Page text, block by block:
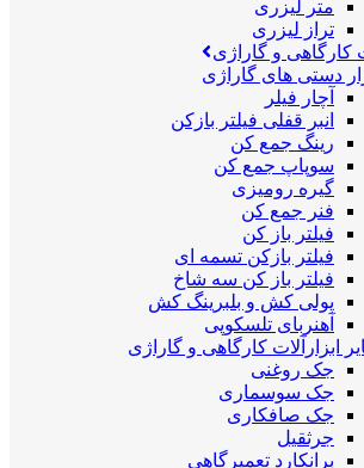
متر لیزری
تراز لیزری
کارگاهی و گاراژی
دستی های گاراژی
آچار فیلر
انبر قفلی فیلتر بازکن
رینگ جمع کن
سوپاپ جمع کن
گیره رومیزی
فنر جمع کن
فیلتر باز کن
فیلتر بازکن تسمه ای
فیلتر باز کن سه شاخ
پولی کش و بلبرینگ کش
آهنربای تلسکوپی
ابزارآلات کارگاهی و گاراژی
جک روغنی
جک سوسماری
جک صافکاری
جرثقیل
برانکارد تعمیرگاهی